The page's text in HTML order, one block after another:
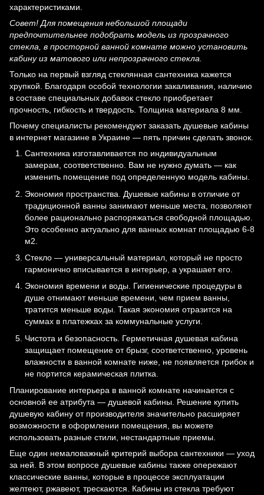
характеристиками.
Совет! Для помещения небольшой площади
предпочтительнее подобрать модель из прозрачного
стекла, в просторной ванной комнате можно установить
кабину из матового или непрозрачного стекла.
Только на первый взгляд стеклянная сантехника кажется
хрупкой. Благодаря особой технологии закаливания, наличию
в составе специальных добавок стекло приобретает
прочность, гибкость и твердость. Толщина материала 8 мм.
Почему специалисты рекомендуют заказать душевые кабины
в интернет магазине в Украине — пять причин сделать звонок.
Сантехника изготавливается по индивидуальным
замерам, соответственно. Вам не нужно думать — как
изменить помещение под определенную модель кабины.
Экономия пространства. Душевые кабины в отличие от
традиционной ванны занимают меньше места, позволяют
более рационально распоряжаться свободной площадью.
Это особенно актуально для ванных комнат площадью 6-8
м2.
Стекло — универсальный материал, который не просто
гармонично вписывается в интерьер, а украшает его.
Экономия времени и воды. Гигиенические процедуры в
душе отнимают меньше времени, чем прием ванны,
тратится меньше воды. Такая экономия отразится на
суммах в платежках за коммунальные услуги.
Чистота и безопасность. Герметичная душевая кабина
защищает помещение от брызг, соответственно, уровень
влажности в ванной комнате ниже, не появляется грибок и
не портится керамическая плитка.
Планирование интерьера в ванной комнате начинается с
основной ее атрибута — душевой кабины. Решение купить
душевую кабину от производителя значительно расширяет
возможности в оформлении помещения, вы можете
использовать разные стили, нестандартные приемы.
Еще один немаловажный критерий выбора сантехники — уход
за ней. В этом вопросе душевые кабины также опережают
классические ванны, которые в процессе эксплуатации
желтеют, ржавеют, трескаются. Кабины из стекла требуют